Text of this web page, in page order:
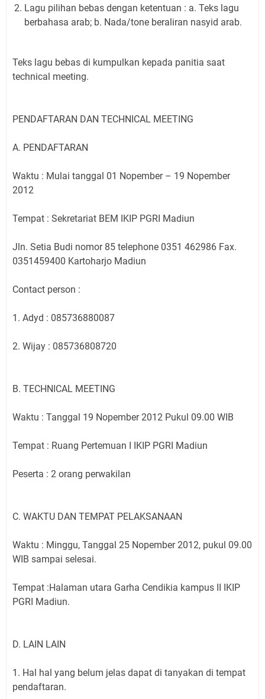
Lagu pilihan bebas dengan ketentuan : a. Teks lagu
berbahasa arab; b. Nada/tone beraliran nasyid arab.
Teks lagu bebas di kumpulkan kepada panitia saat
technical meeting.
PENDAFTARAN DAN TECHNICAL MEETING
A. PENDAFTARAN
Waktu : Mulai tanggal 01 Nopember – 19 Nopember
2012
Tempat : Sekretariat BEM IKIP PGRI Madiun
Jln. Setia Budi nomor 85 telephone 0351 462986 Fax.
0351459400 Kartoharjo Madiun
Contact person :
1. Adyd : 085736880087
2. Wijay : 085736808720
B. TECHNICAL MEETING
Waktu : Tanggal 19 Nopember 2012 Pukul 09.00 WIB
Tempat : Ruang Pertemuan I IKIP PGRI Madiun
Peserta : 2 orang perwakilan
C. WAKTU DAN TEMPAT PELAKSANAAN
Waktu : Minggu, Tanggal 25 Nopember 2012, pukul 09.00
WIB sampai selesai.
Tempat :Halaman utara Garha Cendikia kampus II IKIP
PGRI Madiun.
D. LAIN LAIN
1. Hal hal yang belum jelas dapat di tanyakan di tempat
pendaftaran.